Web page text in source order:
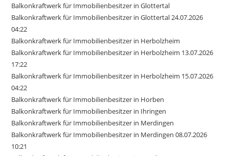
Balkonkraftwerk für Immobilienbesitzer in Glottertal
Balkonkraftwerk für Immobilienbesitzer in Glottertal 24.07.2026
04:22
Balkonkraftwerk für Immobilienbesitzer in Herbolzheim
Balkonkraftwerk für Immobilienbesitzer in Herbolzheim 13.07.2026
17:22
Balkonkraftwerk für Immobilienbesitzer in Herbolzheim 15.07.2026
04:22
Balkonkraftwerk für Immobilienbesitzer in Horben
Balkonkraftwerk für Immobilienbesitzer in Ihringen
Balkonkraftwerk für Immobilienbesitzer in Merdingen
Balkonkraftwerk für Immobilienbesitzer in Merdingen 08.07.2026
10:21